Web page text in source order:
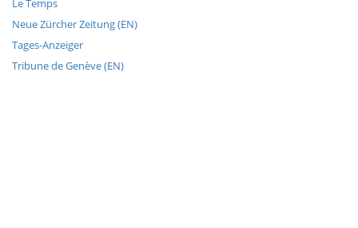
Le Temps
Neue Zürcher Zeitung (EN)
Tages-Anzeiger
Tribune de Genève (EN)